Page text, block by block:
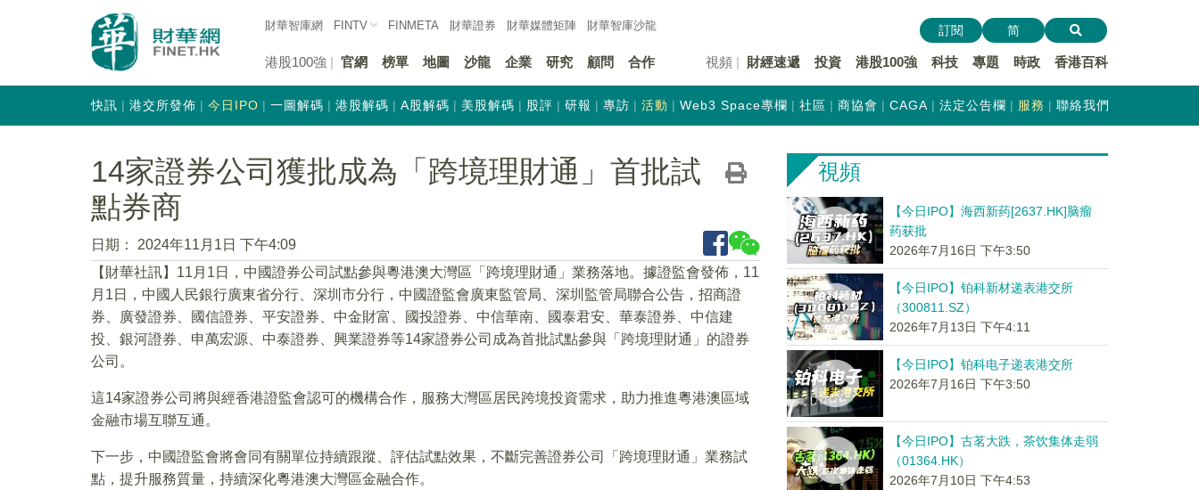
財華智庫網 FINTV FINMETA 財華證券 財華媒體矩陣 財華智庫沙龍
港股100強 官網 榜單 地圖 沙龍 企業 研究 顧問 合作 視頻 財經速遞 投資 港股100強 科技 專題 時政 香港百科
訂閱 简
快訊 港交所發佈 今日IPO 一圖解碼 港股解碼 A股解碼 美股解碼 股評 研報 專訪 活動 Web3 Space專欄 社區 商協會 CAGA 法定公告欄 服務 聯絡我們
14家證券公司獲批成為「跨境理財通」首批試
點券商
日期：
2024年11月1日 下午4:09
【財華社訊】11月1日，中國證券公司試點參與粵港澳大灣區「跨境理財通」業務落地。據證監會發佈，11
月1日，中國人民銀行廣東省分行、深圳市分行，中國證監會廣東監管局、深圳監管局聯合公告，招商證
券、廣發證券、國信證券、平安證券、中金財富、國投證券、中信華南、國泰君安、華泰證券、中信建
投、銀河證券、申萬宏源、中泰證券、興業證券等14家證券公司成為首批試點參與「跨境理財通」的證券
公司。
這14家證券公司將與經香港證監會認可的機構合作，服務大灣區居民跨境投資需求，助力推進粵港澳區域
金融市場互聯互通。
下一步，中國證監會將會同有關單位持續跟蹤、評估試點效果，不斷完善證券公司「跨境理財通」業務試
點，提升服務質量，持續深化粵港澳大灣區金融合作。
視頻
【今日IPO】海西新药[2637.HK]脑瘤
药获批
2026年7月16日 下午3:50
【今日IPO】铂科新材递表港交所
（300811.SZ）
2026年7月13日 下午4:11
【今日IPO】铂科电子递表港交所
2026年7月16日 下午3:50
【今日IPO】古茗大跌，茶饮集体走弱
（01364.HK）
2026年7月10日 下午4:53